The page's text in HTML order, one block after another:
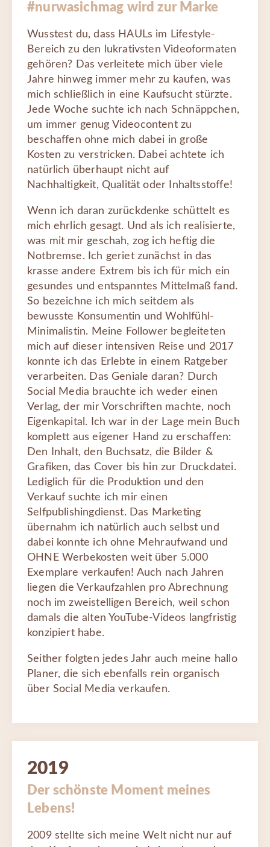
#nurwasichmag wird zur Marke
Wusstest du, dass HAULs im Lifestyle-
Bereich zu den lukrativsten Videoformaten
gehören? Das verleitete mich über viele
Jahre hinweg immer mehr zu kaufen, was
mich schließlich in eine Kaufsucht stürzte.
Jede Woche suchte ich nach Schnäppchen,
um immer genug Videocontent zu
beschaffen ohne mich dabei in große
Kosten zu verstricken. Dabei achtete ich
natürlich überhaupt nicht auf
Nachhaltigkeit, Qualität oder Inhaltsstoffe!
Wenn ich daran zurückdenke schüttelt es
mich ehrlich gesagt. Und als ich realisierte,
was mit mir geschah, zog ich heftig die
Notbremse. Ich geriet zunächst in das
krasse andere Extrem bis ich für mich ein
gesundes und entspanntes Mittelmaß fand.
So bezeichne ich mich seitdem als
bewusste Konsumentin und Wohlfühl-
Minimalistin. Meine Follower begleiteten
mich auf dieser intensiven Reise und 2017
konnte ich das Erlebte in einem Ratgeber
verarbeiten. Das Geniale daran? Durch
Social Media brauchte ich weder einen
Verlag, der mir Vorschriften machte, noch
Eigenkapital. Ich war in der Lage mein Buch
komplett aus eigener Hand zu erschaffen:
Den Inhalt, den Buchsatz, die Bilder &
Grafiken, das Cover bis hin zur Druckdatei.
Lediglich für die Produktion und den
Verkauf suchte ich mir einen
Selfpublishingdienst. Das Marketing
übernahm ich natürlich auch selbst und
dabei konnte ich ohne Mehraufwand und
OHNE Werbekosten weit über 5.000
Exemplare verkaufen! Auch nach Jahren
liegen die Verkaufzahlen pro Abrechnung
noch im zweistelligen Bereich, weil schon
damals die alten YouTube-Videos langfristig
konzipiert habe.
Seither folgten jedes Jahr auch meine hallo
Planer, die sich ebenfalls rein organisch
über Social Media verkaufen.
2019
Der schönste Moment meines
Lebens!
2009 stellte sich meine Welt nicht nur auf